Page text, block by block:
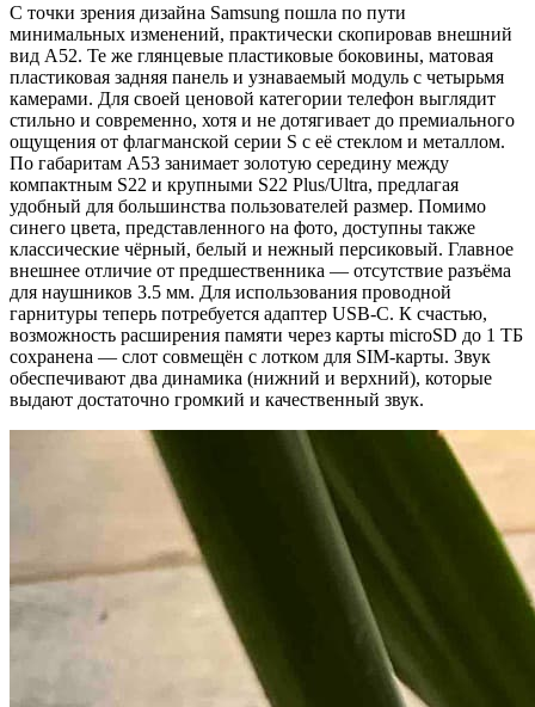
С точки зрения дизайна Samsung пошла по пути
минимальных изменений, практически скопировав внешний
вид A52. Те же глянцевые пластиковые боковины, матовая
пластиковая задняя панель и узнаваемый модуль с четырьмя
камерами. Для своей ценовой категории телефон выглядит
стильно и современно, хотя и не дотягивает до премиального
ощущения от флагманской серии S с её стеклом и металлом.
По габаритам A53 занимает золотую середину между
компактным S22 и крупными S22 Plus/Ultra, предлагая
удобный для большинства пользователей размер. Помимо
синего цвета, представленного на фото, доступны также
классические чёрный, белый и нежный персиковый. Главное
внешнее отличие от предшественника — отсутствие разъёма
для наушников 3.5 мм. Для использования проводной
гарнитуры теперь потребуется адаптер USB-C. К счастью,
возможность расширения памяти через карты microSD до 1 ТБ
сохранена — слот совмещён с лотком для SIM-карты. Звук
обеспечивают два динамика (нижний и верхний), которые
выдают достаточно громкий и качественный звук.